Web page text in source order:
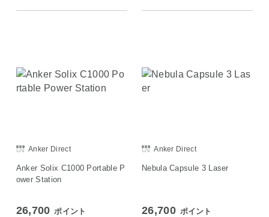
Anker Direct
Anker Solix C1000 Portable P
ower Station
26,700 ポイント
Anker Direct
Nebula Capsule 3 Laser
26,700 ポイント